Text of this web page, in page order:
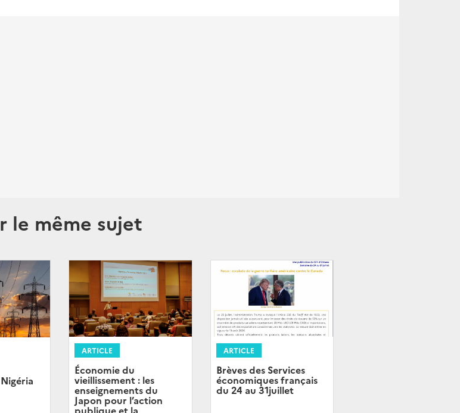
le même sujet
ARTICLE
Économie du
vieillissement : les
enseignements du
Japon pour l’action
publique et la
ARTICLE
Brèves des Services
économiques français
du 24 au 31juillet